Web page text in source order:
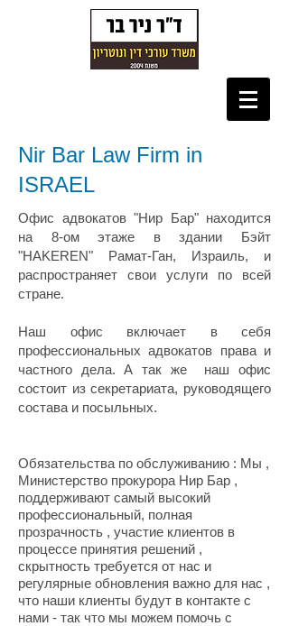
Nir Bar Law Firm in
ISRAEL
Офис адвокатов "Нир Бар" находится
на 8-ом этаже в здании Бэйт
"HAKEREN" Рамат-Ган, Израиль, и
распространяет свои услуги по всей
стране.
Наш офис включает в себя
профессиональных адвокатов права и
частного дела. А так же наш офис
состоит из секретариата, руководящего
состава и посыльных.
Обязательства по обслуживанию : Мы ,
Министерство прокурора Нир Бар ,
поддерживают самый высокий
профессиональный, полная
прозрачность , участие клиентов в
процессе принятия решений ,
скрытность требуется от нас и
регулярные обновления важно для нас ,
что наши клиенты будут в контакте с
нами - так что мы можем помочь с